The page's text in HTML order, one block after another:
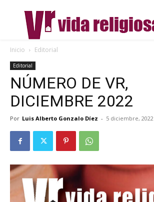
Inicio Editorial
Editorial
NÚMERO DE VR,
DICIEMBRE 2022
Por Luis Alberto Gonzalo Díez - 5 diciembre, 2022